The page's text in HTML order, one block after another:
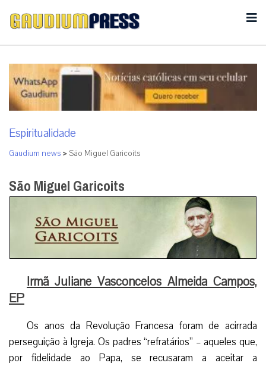
Espiritualidade
Gaudium news >São Miguel Garicoits
São Miguel Garicoits
Irmã Juliane Vasconcelos Almeida Campos,
EP
Os anos da Revolução Francesa foram de acirrada
perseguição à Igreja. Os padres “refratários” – aqueles que,
por fidelidade ao Papa, se recusaram a aceitar a